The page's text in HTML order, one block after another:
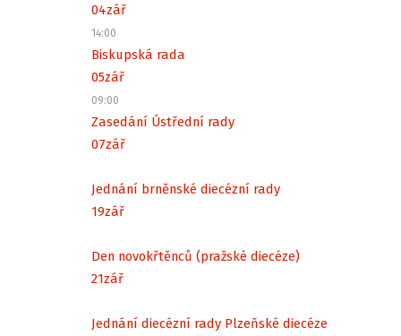
04zář
14:00
Biskupská rada
05zář
09:00
Zasedání Ústřední rady
07zář
Jednání brněnské diecézní rady
19zář
Den novokřtěnců (pražské diecéze)
21zář
Jednání diecézní rady Plzeňské diecéze